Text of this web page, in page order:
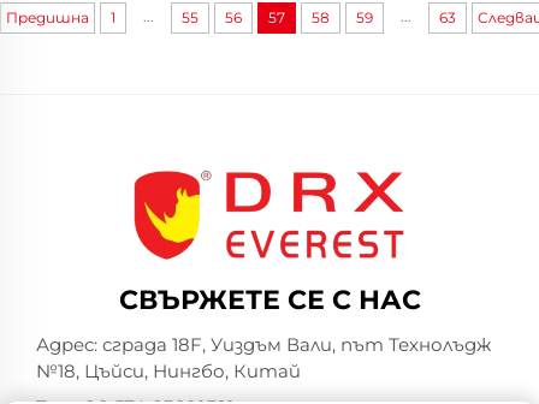
Предишна 1 ... 55 56 57 58 59 ... 63
СВЪРЖЕТЕ СЕ С НАС
Адрес: сграда 18F, Уиздъм Вали, път Технолъдж
№18, Цъйси, Нингбо, Китай